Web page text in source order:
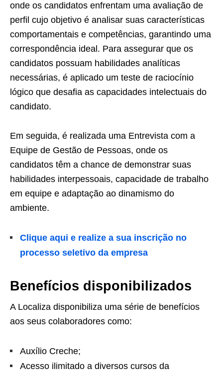
onde os candidatos enfrentam uma avaliação de
perfil cujo objetivo é analisar suas características
comportamentais e competências, garantindo uma
correspondência ideal. Para assegurar que os
candidatos possuam habilidades analíticas
necessárias, é aplicado um teste de raciocínio
lógico que desafia as capacidades intelectuais do
candidato.
Em seguida, é realizada uma Entrevista com a
Equipe de Gestão de Pessoas, onde os
candidatos têm a chance de demonstrar suas
habilidades interpessoais, capacidade de trabalho
em equipe e adaptação ao dinamismo do
ambiente.
Clique aqui e realize a sua inscrição no
processo seletivo da empresa
Benefícios disponibilizados
A Localiza disponibiliza uma série de benefícios
aos seus colaboradores como:
Auxílio Creche;
Acesso ilimitado a diversos cursos da